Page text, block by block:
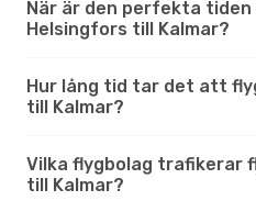
När är den perfekta
Helsingfors till Kalmar?
Hur lång tid tar det att
till Kalmar?
Vilka flygbolag trafikerar
till Kalmar?